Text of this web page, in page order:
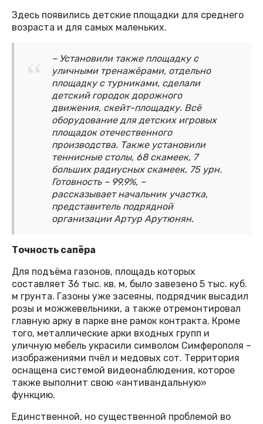
Здесь появились детские площадки для среднего
возраста и для самых маленьких.
– Установили также площадку с
уличными тренажёрами, отдельно
площадку с турниками, сделали
детский городок дорожного
движения, скейт-площадку. Всё
оборудование для детских игровых
площадок отечественного
производства. Также установили
теннисные столы, 68 скамеек, 7
больших радиусных скамеек, 75 урн.
Готовность – 99,9%, –
рассказывает начальник участка,
представитель подрядной
организации Артур Арутюнян.
Точность сапёра
Для подъёма газонов, площадь которых
составляет 36 тыс. кв. м, было завезено 5 тыс. куб.
м грунта. Газоны уже засеяны, подрядчик высадил
розы и можжевельники, а также отремонтировал
главную арку в парке вне рамок контракта. Кроме
того, металлические арки входных групп и
уличную мебель украсили символом Симферополя –
изображениями пчёл и медовых сот. Территория
оснащена системой видеонаблюдения, которое
также выполнит свою «антивандальную»
функцию.
Единственной, но существенной проблемой во